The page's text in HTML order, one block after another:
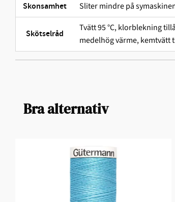
Skonsamhet Sliter mindre på
Skötselråd
Tvätt 95 °C, klorblekning
medelhög värme, kemtvätt
Bra alternativ